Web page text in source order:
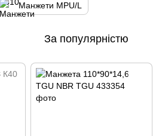
Манжети MPU/L
За популярністю